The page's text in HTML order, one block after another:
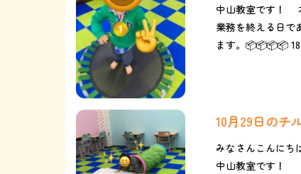
中山教室です！
業務を終える日で
ます。📦📦📦📦
10月29日のチ
みなさんこんにち
中山教室です！